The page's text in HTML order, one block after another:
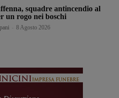
squadre antincendio al
un rogo nei boschi
8 Agosto 2026